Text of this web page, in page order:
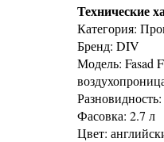
Технические
Категория:
Бренд: DIV
Модель: Fasad
Фасовка: 2.7 л
Цвет: